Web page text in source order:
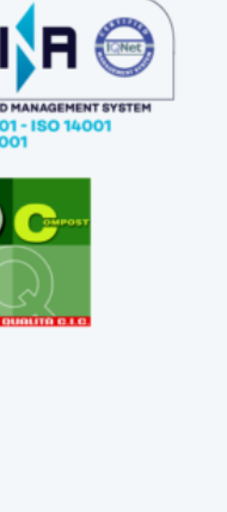
DEI
IN MATERIA DI